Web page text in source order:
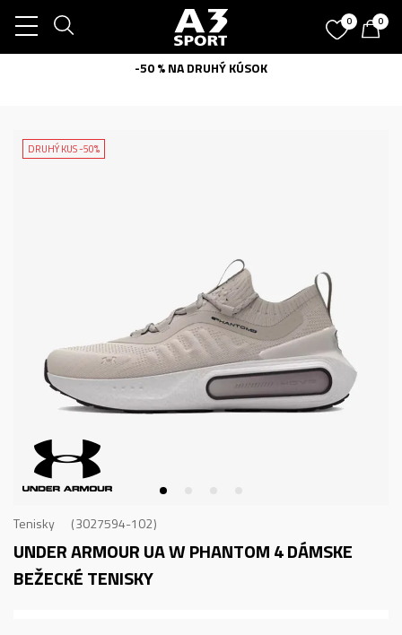
0 0
-50 % NA DRUHÝ KÚSOK
DRUHÝ KUS -50%
Tenisky 3027594-102
UNDER ARMOUR UA W PHANTOM 4DÁMSKE
BEŽECKÉ TENISKY